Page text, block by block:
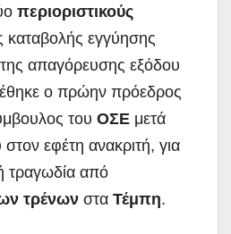
περιοριστικούς
καταβολής εγγύησης
απαγόρευσης εξόδου
ο πρώην πρόεδρος
του ΟΣΕ μετά
εφέτη ανακριτή, για
τραγωδία από
τρένων στα Τέμπη.